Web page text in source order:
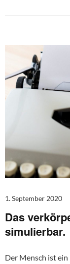
1. September 2020
Das
simulierbar.
Der Mensch ist